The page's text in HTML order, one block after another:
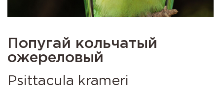
Попугай кольчатый
ожереловый
Psittacula krameri